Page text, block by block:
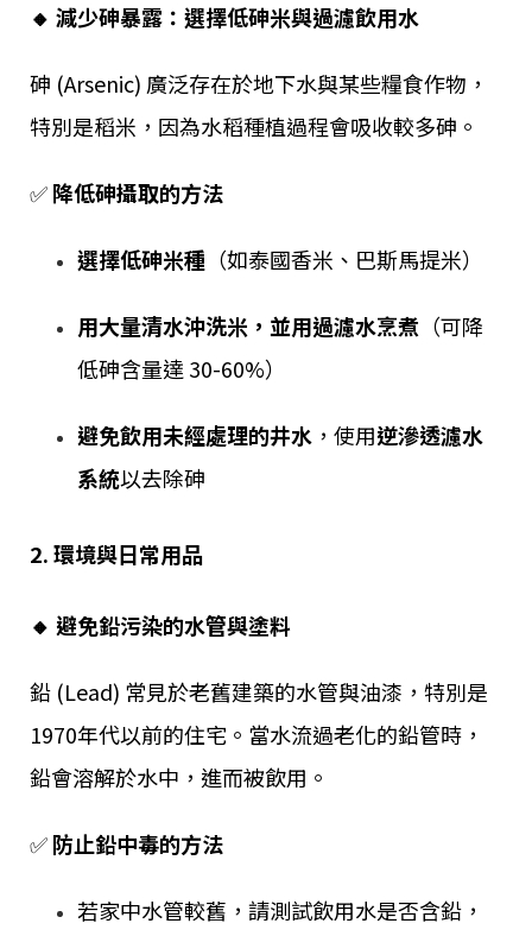
🔸 減少砷暴露：選擇低砷米與過濾飲用水
砷 (Arsenic) 廣泛存在於地下水與某些糧食作物，
特別是稻米，因為水稻種植過程會吸收較多砷。
✅降低砷攝取的方法
選擇低砷米種 （如泰國香米、巴斯馬提米）
用大量清水沖洗米，並用過濾水烹煮 （可降
低砷含量達 30-60%）
避免飲用未經處理的井水 ，使用逆滲透濾水
系統以去除砷
2. 環境與日常用品
🔸 避免鉛污染的水管與塗料
鉛 (Lead) 常見於老舊建築的水管與油漆，特別是
1970年代以前的住宅。當水流過老化的鉛管時，
鉛會溶解於水中，進而被飲用。
✅防止鉛中毒的方法
若家中水管較舊，請測試飲用水是否含鉛，